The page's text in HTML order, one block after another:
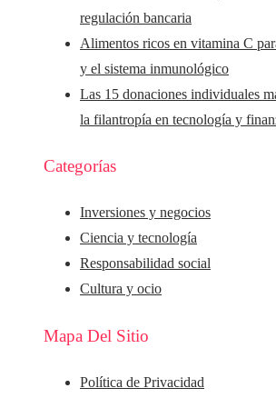
regulación bancaria
Alimentos ricos en vitamina C
y el sistema inmunológico
Las 15 donaciones individuales
la filantropía en tecnología y
Categorías
Inversiones y negocios
Ciencia y tecnología
Responsabilidad social
Cultura y ocio
Mapa Del Sitio
Política de Privacidad